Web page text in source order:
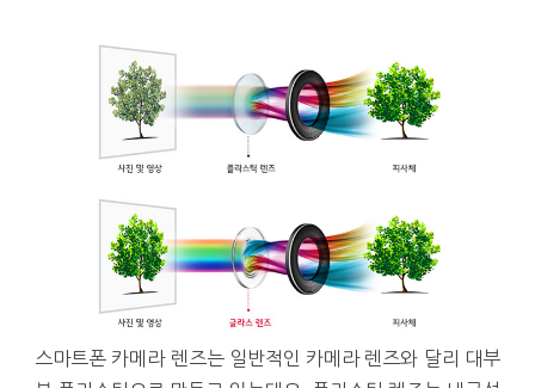
스마트폰 카메라 렌즈는 일반적인 카메라 렌즈와 달리 대부